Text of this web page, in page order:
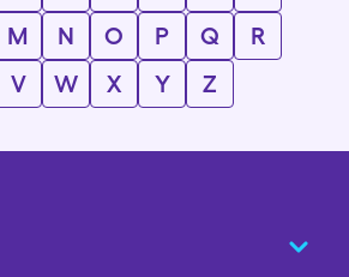
M N O P Q
R
V W X Y Z